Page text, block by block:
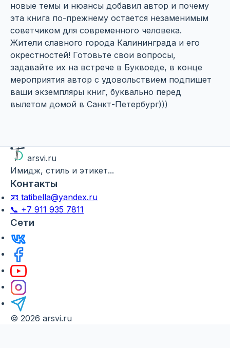
новые темы и нюансы добавил автор и почему
эта книга по-прежнему остается незаменимым
советчиком для современного человека.
Жители славного города Калининграда и его
окрестностей! Готовьте свои вопросы,
задавайте их на встрече в Буквоеде, в конце
мероприятия автор с удовольствием подпишет
ваши экземпляры книг, буквально перед
вылетом домой в Санкт-Петербург)))
arsvi.ru
Имидж, стиль и этикет...
Контакты
📧 tatibella@yandex.ru
📞 +7 911 935 7811
Сети
© 2026 arsvi.ru